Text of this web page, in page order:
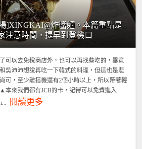
]XINGKAI@炸醬麵。本篇重點是
注意時間，提早到登機口
可以去免稅商店外，也可以再找些吃的，畢竟
吳沛沛想說再吃一下韓式的料理，但這也是悲
可，至少離搭機還有2個小時以上，所以帶著輕
本來我們都有JCB的卡，記得可以免費進入
閱讀更多